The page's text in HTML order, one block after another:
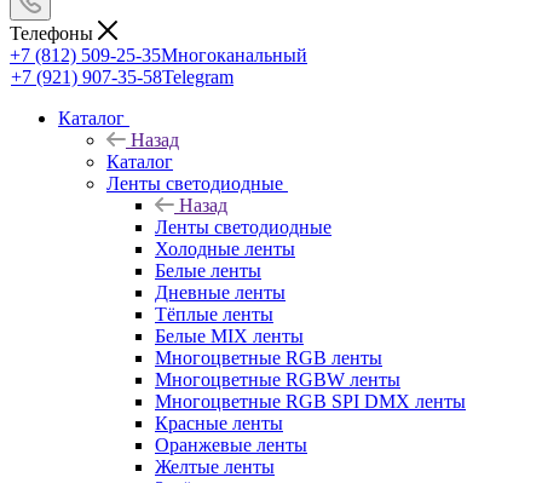
Телефоны
+7 (812) 509-25-35Многоканальный
+7 (921) 907-35-58Telegram
Каталог
Назад
Каталог
Ленты светодиодные
Назад
Ленты светодиодные
Холодные ленты
Белые ленты
Дневные ленты
Тёплые ленты
Белые MIX ленты
Многоцветные RGB ленты
Многоцветные RGBW ленты
Многоцветные RGB SPI DMX ленты
Красные ленты
Оранжевые ленты
Желтые ленты